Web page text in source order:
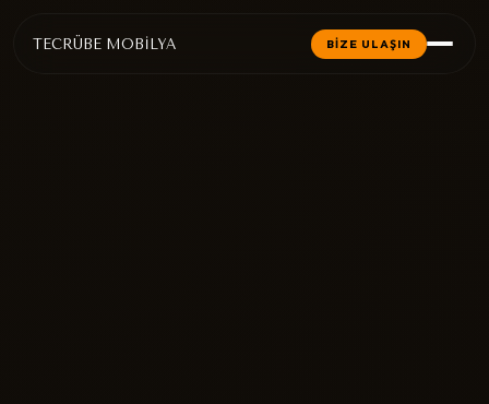
TECRÜBE MOBİLYA BİZE ULAŞIN